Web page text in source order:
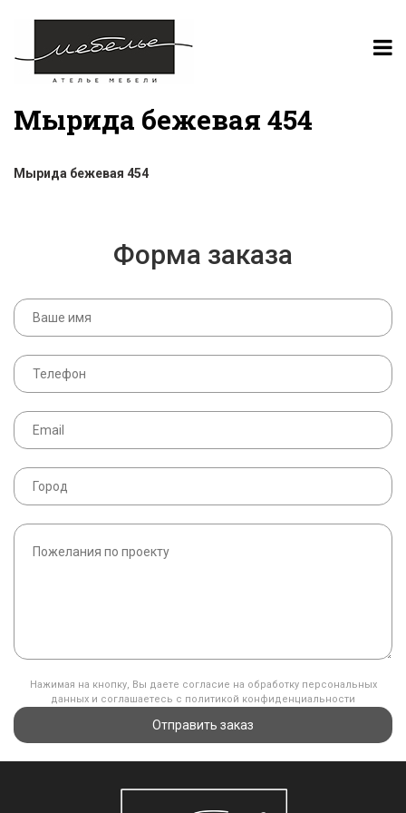
Мырида бежевая 454
Мырида бежевая 454
Форма заказа
Нажимая на кнопку, Вы даете согласие на обработку персональных
данных и соглашаетесь с политикой конфиденциальности
Отправить заказ